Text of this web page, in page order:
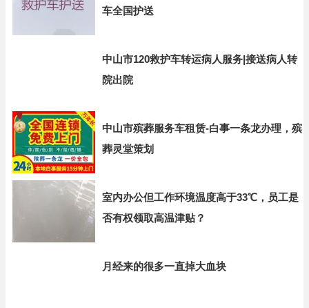
车全国护送
中山市120救护车转运病人服务|接送病人转
院出院
中山市殡葬服务车租赁-白事一条龙办理，殡
葬灵堂策划
室内办公但工作环境温度高于33℃，员工是
否有权领取高温津贴？
月经来的很多一直掉大血块